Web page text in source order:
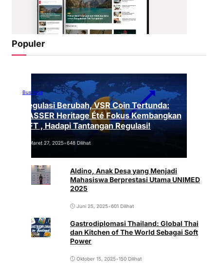
Populer
Business
Regulasi Berubah, VSR Coin Tertunda:
VASSER Heritage Été Fokus Kembangkan
NFT , Hadapi Tantangan Regulasi!
Maret 27, 2025•648 Dilihat
Aldino, Anak Desa yang Menjadi
Mahasiswa Berprestasi Utama UNIMED
2025
Juni 25, 2025•601 Dilihat
Gastrodiplomasi Thailand: Global Thai
dan Kitchen of The World Sebagai Soft
Power
Oktober 15, 2025•150 Dilihat